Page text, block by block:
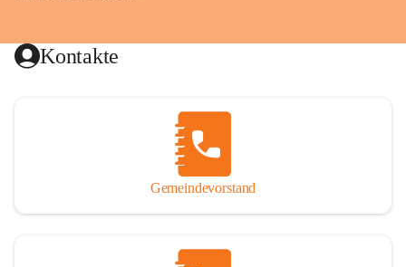
Kontakte
Gemeindevorstand